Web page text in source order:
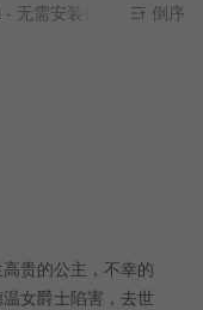
无需安装任何插件 倒序
贵的公主，不幸的
女爵士陷害，去世